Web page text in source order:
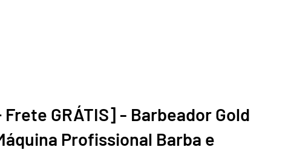
Frete GRÁTIS] - Barbeador Gold
Profissional Barba e